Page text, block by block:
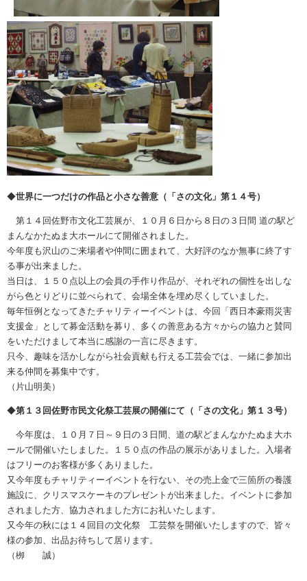
◆世界に一つだけの作品と小さな善意（「さの文化」第１４号）
第１４回佐野市文化工芸展が、１０月６日から８日の３日間 道の駅ど
まんなかたぬま大ホールにて開催されました。
今年度も沢山のご来場者や仲間に囲まれて、大好評のなか無事に終了す
る事が出来ました。
当日は、１５０点以上の会員の手作り作品が、それぞれの個性を出しな
がら色とりどりに並べられて、会場全体を埋め尽くしていました。
毎年恒例となってきたチャリティーイベントは、今回「西日本豪雨災害
支援金」として募金活動を募り、多くの善意ある方々からの協力と賛同
をいただけまして本当に感謝の一言に尽きます。
只今、趣味を活かしながら社会貢献も行える工芸会では、一緒に参加出
来る仲間を募集中です。
（片山明美）
◆第１３回佐野市民文化祭工芸展の開催にて（「さの文化」第１３号）
今年度は、１０月７日～９日の３日間、道の駅どまんなかたぬま大ホ
ールで開催いたしました。１５０点の作品の展示がありました。入場者
はフリーのお客様が多くありました。
又今年度もチャリティーイベントを行ない、その売上金で三箇所の養護
施設に、クリスマスケーキのプレゼントが出来ました。イベントに参加
されました方、協力されました方にお礼いたします。
又今年の秋には１４回目の文化祭 工芸祭を開催いたしますので、皆々
様の参加、出品お待ちして居ります。
（栁 誠）